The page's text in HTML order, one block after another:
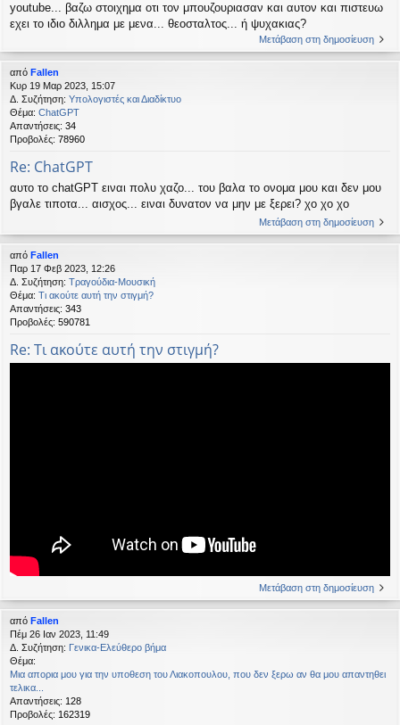
youtube... βαζω στοιχημα οτι τον μπουζουριασαν και αυτον και πιστευω
εχει το ιδιο διλλημα με μενα... θεοσταλτος... ή ψυχακιας?
Μετάβαση στη δημοσίευση
από Fallen
Κυρ 19 Μαρ 2023, 15:07
Δ. Συζήτηση: Υπολογιστές και Διαδίκτυο
Θέμα: ChatGPT
Απαντήσεις: 34
Προβολές: 78960
Re: ChatGPT
αυτο το chatGPT ειναι πολυ χαζο... του βαλα το ονομα μου και δεν μου
βγαλε τιποτα... αισχος... ειναι δυνατον να μην με ξερει? χο χο χο
Μετάβαση στη δημοσίευση
από Fallen
Παρ 17 Φεβ 2023, 12:26
Δ. Συζήτηση: Τραγούδια-Μουσική
Θέμα: Τι ακούτε αυτή την στιγμή?
Απαντήσεις: 343
Προβολές: 590781
Re: Τι ακούτε αυτή την στιγμή?
Μετάβαση στη δημοσίευση
από Fallen
Πέμ 26 Ιαν 2023, 11:49
Δ. Συζήτηση: Γενικα-Ελεύθερο βήμα
Θέμα:
Μια απορια μου για την υποθεση του Λιακοπουλου, που δεν ξερω αν θα μου απαντηθει
τελικα...
Απαντήσεις: 128
Προβολές: 162319